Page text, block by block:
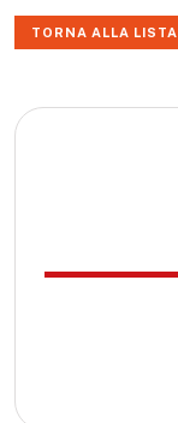
TORNA ALLA LISTA